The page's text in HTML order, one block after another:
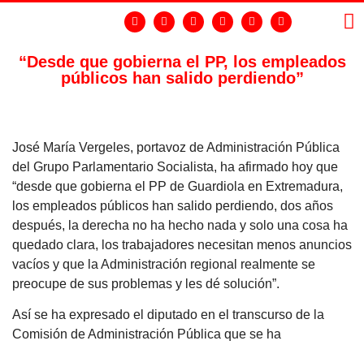
“Desde que gobierna el PP, los empleados
públicos han salido perdiendo”
José María Vergeles, portavoz de Administración Pública
del Grupo Parlamentario Socialista, ha afirmado hoy que
“desde que gobierna el PP de Guardiola en Extremadura,
los empleados públicos han salido perdiendo, dos años
después, la derecha no ha hecho nada y solo una cosa ha
quedado clara, los trabajadores necesitan menos anuncios
vacíos y que la Administración regional realmente se
preocupe de sus problemas y les dé solución”.
Así se ha expresado el diputado en el transcurso de la
Comisión de Administración Pública que se ha